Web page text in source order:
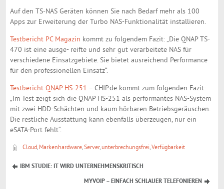
Auf den TS-NAS Geräten können Sie nach Bedarf mehr als 100
Apps zur Erweiterung der Turbo NAS-Funktionalität installieren.
Testbericht PC Magazin kommt zu folgendem Fazit: „Die QNAP TS-
470 ist eine ausge- reifte und sehr gut verarbeitete NAS für
verschiedene Einsatzgebiete. Sie bietet ausreichend Performance
für den professionellen Einsatz“.
Testbericht QNAP HS-251 – CHIP.de kommt zum folgenden Fazit:
„Im Test zeigt sich die QNAP HS-251 als performantes NAS-System
mit zwei HDD-Schächten und kaum hörbaren Betriebsgeräuschen.
Die restliche Ausstattung kann ebenfalls überzeugen, nur ein
eSATA-Port fehlt“.
Cloud, Markenhardware,Server,unterbrechungsfrei,Verfügbarkeit
IBM STUDIE: IT WIRD UNTERNEHMENSKRITISCH
MYVOIP – EINFACH SCHLAUER TELEFONIEREN